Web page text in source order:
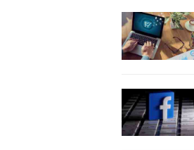
Twitter’ın kendisinden
kaynaklandığını duyurdu....